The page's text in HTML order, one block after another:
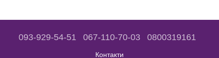
093-929-54-51 067-110-70-03 0800319161
Контакти